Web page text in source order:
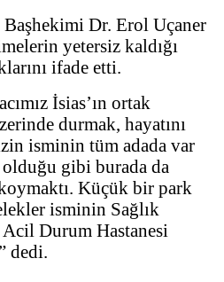
Dr. Erol Uçaner
yetersiz kaldığı
ifade etti.
İsias’ın ortak
durmak, hayatını
isminin tüm adada var
gibi burada da
Küçük bir park
isminin Sağlık
Durum Hastanesi
dedi.